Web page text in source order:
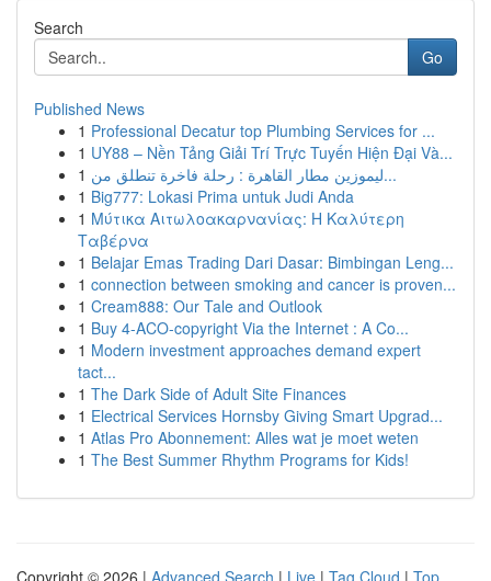
Search
Go
Published News
1 Professional Decatur top Plumbing Services for ...
1 UY88 – Nền Tảng Giải Trí Trực Tuyến Hiện Đại Và...
1
ليموزين مطار القاهرة : رحلة فاخرة تنطلق من...
1 Big777: Lokasi Prima untuk Judi Anda
1 Μύτικα Αιτωλοακαρνανίας: Η Καλύτερη
Ταβέρνα
1 Belajar Emas Trading Dari Dasar: Bimbingan Leng...
1 connection between smoking and cancer is proven...
1 Cream888: Our Tale and Outlook
1 Buy 4-ACO-copyright Via the Internet : A Co...
1 Modern investment approaches demand expert
tact...
1 The Dark Side of Adult Site Finances
1 Electrical Services Hornsby Giving Smart Upgrad...
1 Atlas Pro Abonnement: Alles wat je moet weten
1 The Best Summer Rhythm Programs for Kids!
Copyright © 2026 | Advanced Search | Live | Tag Cloud | Top